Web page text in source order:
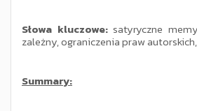
Słowa kluczowe:satyryczne
zależny, ograniczenia praw
Summary: